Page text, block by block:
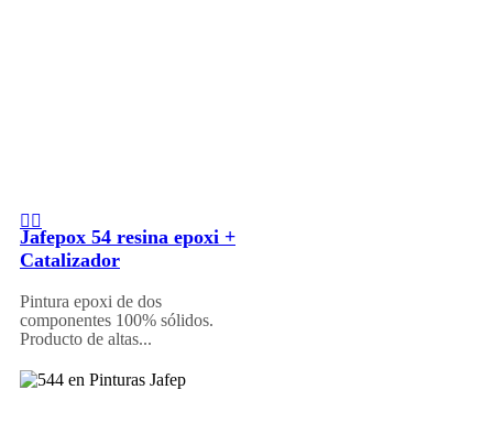
Jafepox 54 resina epoxi +
Catalizador
Pintura epoxi de dos
componentes 100% sólidos.
Producto de altas...